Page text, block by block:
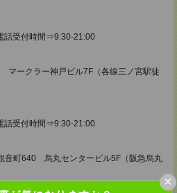
×
受付時間⇒9:30-21:00
ークラー神戸ビル7F（各線三ノ宮駅徒
受付時間⇒9:30-21:00
音町640 烏丸センタービル5F（阪急烏丸